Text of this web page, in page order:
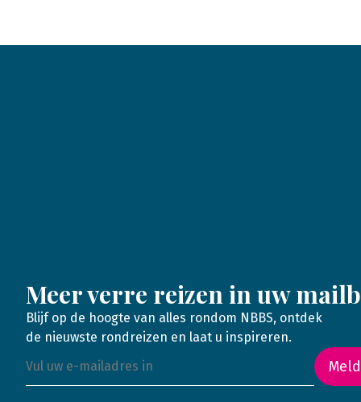
Meer verre reizen in uw
Blijf op de hoogte van alles rondom NBBS, ontdek
de nieuwste rondreizen en laat u inspireren.